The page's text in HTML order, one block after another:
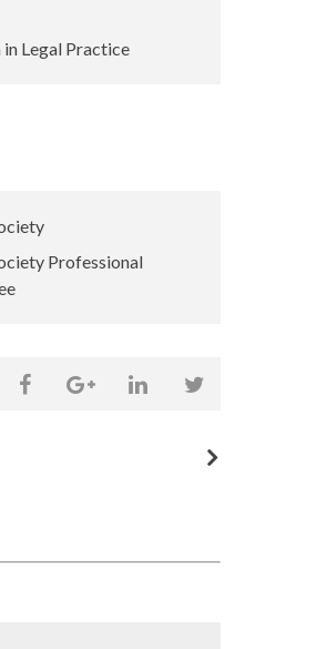
Legal Practice
Professional
Share ShareShareShare